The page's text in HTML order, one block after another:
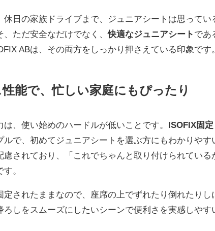
日の家族ドライブまで、ジュニアシートは思ってい
、ただ安全なだけでなく、快適なジュニアシート であ
ABは、その両方をしっかり押さえている印象です
能で、忙しい家庭にもぴったり
、使い始めのハードルが低いことです。 ISOFIX固定
で、初めてジュニアシートを選ぶ方にもわかりやす
されており、「これでちゃんと取り付けられている
。
されたままなので、座席の上でずれたり倒れたりし
しをスムーズにしたいシーンで便利さを実感しやす